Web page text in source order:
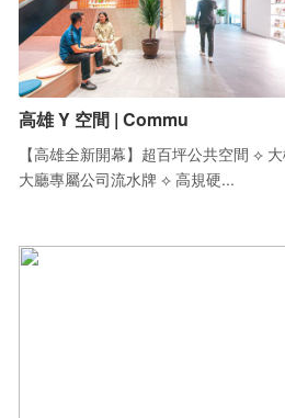
高雄 Y 空間 | Commu
【高雄全新開幕】超百坪公共空間 ⟡
大廳專屬公司流水牌 ⟡ 高規硬...